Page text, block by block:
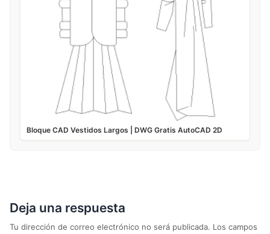
Bloque CAD Vestidos Largos | DWG Gratis AutoCAD 2D
Deja una respuesta
Tu dirección de correo electrónico no será publicada. Los campos